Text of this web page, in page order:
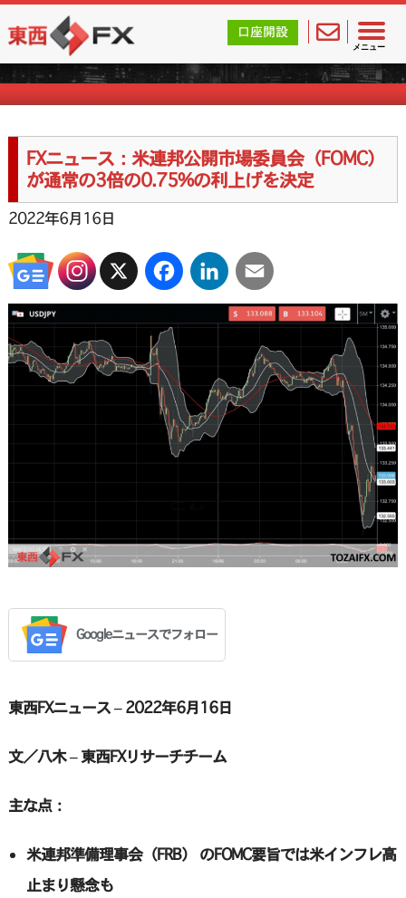
メニュー
東西FX｜海外FX会社（ブローカー）の無料口座開設サポ
口座開設
FXニュース一覧
FXニュース：米連邦公開市場委員会（FOMC）
が通常の3倍の0.75%の利上げを決定
2022年6月16日
X FacebookLinkedInEmail
Googleニュースでフォロー
東西FXニュース – 2022年6月16日
文／八木 – 東西FXリサーチチーム
主な点：
米連邦準備理事会（FRB） のFOMC要旨では米インフレ高
止まり懸念も